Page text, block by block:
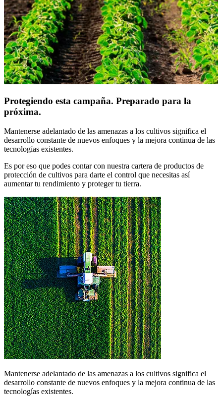
Protegiendo esta campaña. Preparado para la
próxima.
Mantenerse adelantado de las amenazas a los cultivos significa el
desarrollo constante de nuevos enfoques y la mejora continua de las
tecnologías existentes.
Es por eso que podes contar con nuestra cartera de productos de
protección de cultivos para darte el control que necesitas así
aumentar tu rendimiento y proteger tu tierra.
Mantenerse adelantado de las amenazas a los cultivos significa el
desarrollo constante de nuevos enfoques y la mejora continua de las
tecnologías existentes.